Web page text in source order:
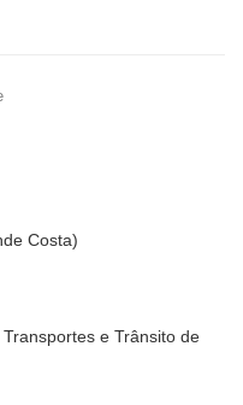
Costa)
e Trânsito de